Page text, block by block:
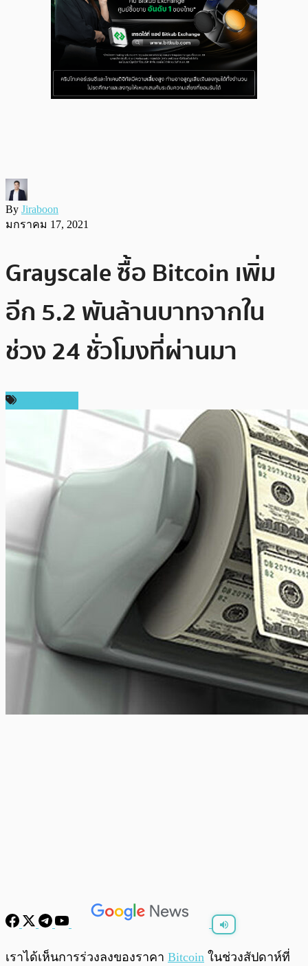
By Jiraboon
มกราคม 17, 2021
Grayscale ซื้อ Bitcoin เพิ่ม
อีก 5.2 พันล้านบาทจากใน
ช่วง 24 ชั่วโมงที่ผ่านมา
พร้อมเล่น 0:00/
เราได้เห็นการร่วงลงของราคา Bitcoin ในช่วงสัปดาห์ที่